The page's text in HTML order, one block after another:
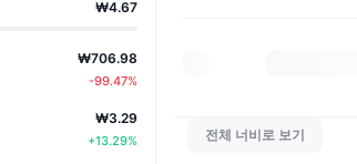
₩4.67
₩706.98
-99.47%
₩3.29
+13.29% 전체 너비로 보기